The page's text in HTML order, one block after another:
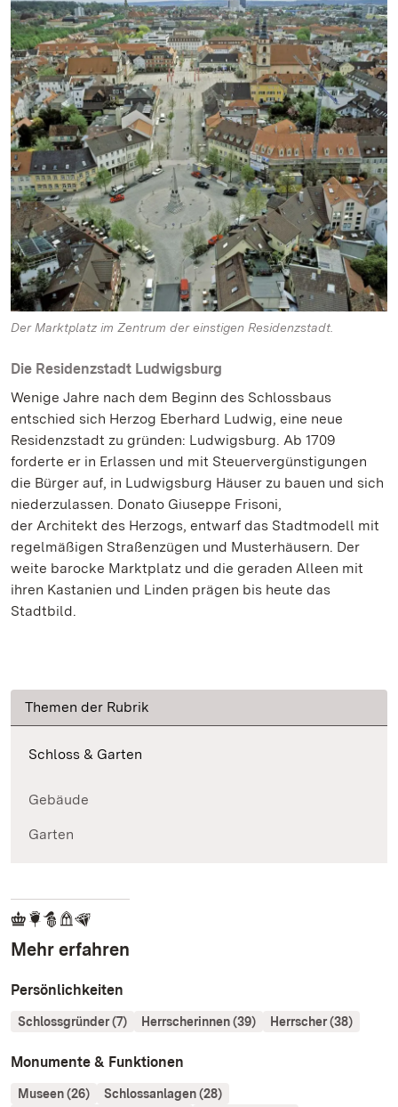
Der Marktplatz im Zentrum der einstigen Residenzstadt.
Die Residenzstadt Ludwigsburg
Wenige Jahre nach dem Beginn des Schlossbaus
entschied sich Herzog Eberhard Ludwig, eine neue
Residenzstadt zu gründen: Ludwigsburg. Ab 1709
forderte er in Erlassen und mit Steuervergünstigungen
die Bürger auf, in Ludwigsburg Häuser zu bauen und sich
niederzulassen. Donato Giuseppe Frisoni,
der Architekt des Herzogs, entwarf das Stadtmodell mit
regelmäßigen Straßenzügen und Musterhäusern. Der
weite barocke Marktplatz und die geraden Alleen mit
ihren Kastanien und Linden prägen bis heute das
Stadtbild.
Themen der Rubrik
Schloss & Garten
Gebäude
Garten
Mehr erfahren
Persönlichkeiten
Schlossgründer (7) Herrscherinnen (39) Herrscher (38)
Monumente & Funktionen
Museen (26)
Schlossanlagen (28)